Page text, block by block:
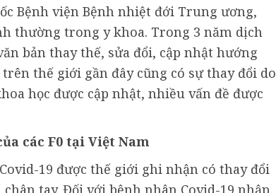
Bệnh viện Bệnh nhiệt đới Trung ương,
thường trong y khoa. Trong 3 năm dịch
bản thay thế, sửa đổi, cập nhật hướng
thế giới gần đây cũng có sự thay đổi do
học được cập nhật, nhiều vấn đề được
các F0 tại Việt Nam
19 được thế giới ghi nhận có thay đổi
tay. Đối với bệnh nhân Covid-19 nhập